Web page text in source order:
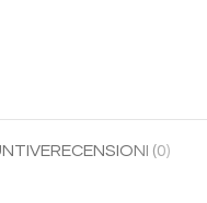
RECENSIONI (0)